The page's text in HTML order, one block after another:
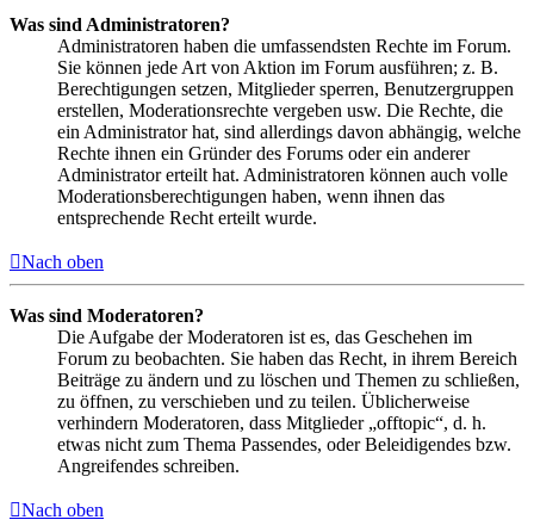
Was sind Administratoren?
Administratoren haben die umfassendsten Rechte im Forum.
Sie können jede Art von Aktion im Forum ausführen; z. B.
Berechtigungen setzen, Mitglieder sperren, Benutzergruppen
erstellen, Moderationsrechte vergeben usw. Die Rechte, die
ein Administrator hat, sind allerdings davon abhängig, welche
Rechte ihnen ein Gründer des Forums oder ein anderer
Administrator erteilt hat. Administratoren können auch volle
Moderationsberechtigungen haben, wenn ihnen das
entsprechende Recht erteilt wurde.
Nach oben
Was sind Moderatoren?
Die Aufgabe der Moderatoren ist es, das Geschehen im
Forum zu beobachten. Sie haben das Recht, in ihrem Bereich
Beiträge zu ändern und zu löschen und Themen zu schließen,
zu öffnen, zu verschieben und zu teilen. Üblicherweise
verhindern Moderatoren, dass Mitglieder „offtopic“, d. h.
etwas nicht zum Thema Passendes, oder Beleidigendes bzw.
Angreifendes schreiben.
Nach oben